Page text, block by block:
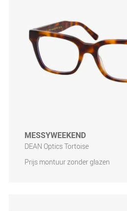
MESSYWEEKEND
DEAN Optics Tortoise
Prijs montuur zonder glazen